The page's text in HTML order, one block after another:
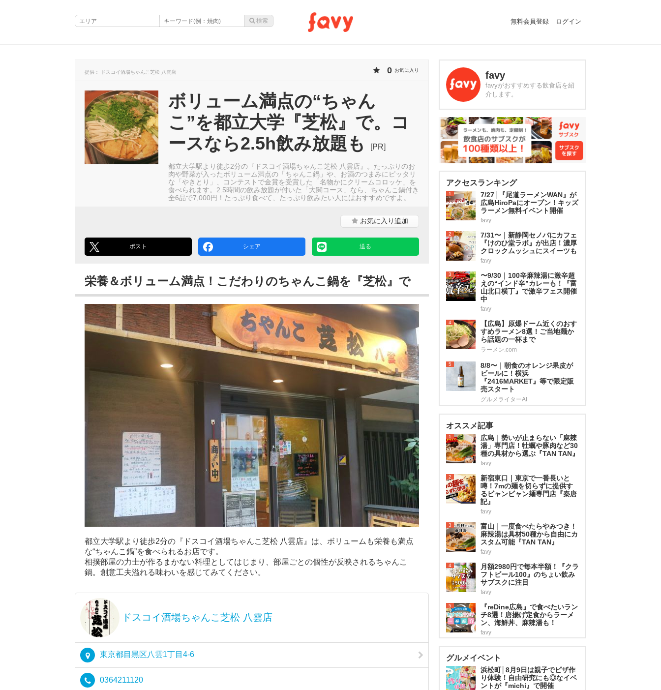
無料会員登録 ログイン
提供： ドスコイ酒場ちゃんこ芝松 八雲店 0 お気に入り
ボリューム満点の“ちゃん
こ”を都立大学『芝松』で。コ
ースなら2.5h飲み放題も
[PR]
都立大学駅より徒歩2分の『ドスコイ酒場ちゃんこ芝松 八雲店』。たっぷりのお
肉や野菜が入ったボリューム満点の「ちゃんこ鍋」や、お酒のつまみにピッタリ
な「やきとり」、コンテストで金賞を受賞した「名物かにクリームコロッケ」を
食べられます。2.5時間の飲み放題が付いた「大関コース」なら、ちゃんこ鍋付き
全6品で7,000円！たっぷり食べて、たっぷり飲みたい人にはおすすめですよ。
お気に入り追加
ポスト シェア 送る
栄養＆ボリューム満点！こだわりのちゃんこ鍋を『芝松』で
都立大学駅より徒歩2分の『ドスコイ酒場ちゃんこ芝松 八雲店』は、ボリュームも栄養も満点
な“ちゃんこ鍋”を食べられるお店です。
相撲部屋の力士が作るまかない料理としてはじまり、部屋ごとの個性が反映されるちゃんこ
鍋。創意工夫溢れる味わいを感じてみてください。
ドスコイ酒場ちゃんこ芝松 八雲店
東京都目黒区八雲1丁目4-6
0364211120
favy
favyがおすすめする飲食店を紹
介します。
アクセスランキング
1
7/27│『尾道ラーメンWAN』が
広島HiroPaにオープン！キッズ
ラーメン無料イベント開催
favy
2
7/31〜｜新静岡セノバにカフェ
『けのひ堂ラボ』が出店！濃厚
クロックムッシュにスイーツも
favy
3
〜9/30｜100辛麻辣湯に激辛超
えの“インド辛”カレーも！『富
山北口横丁』で激辛フェス開催
中
favy
4
【広島】原爆ドーム近くのおす
すめラーメン8選！ご当地麺か
ら話題の一杯まで
ラーメン.com
5
8/8〜｜朝食のオレンジ果皮が
ビールに！横浜
『2416MARKET』等で限定販
売スタート
グルメライターAI
オススメ記事
1
広島｜勢いが止まらない「麻辣
湯」専門店！牡蠣や豚肉など30
種の具材から選ぶ『TAN TAN』
favy
2
新宿東口｜東京で一番長いと
噂！7mの麺を切らずに提供す
るビャンビャン麺専門店『秦唐
記』
favy
3
富山｜一度食べたらやみつき！
麻辣湯は具材50種から自由にカ
スタム可能『TAN TAN』
favy
4
月額2980円で毎本半額！『クラ
フトビール100』のちょい飲み
サブスクに注目
favy
5
『reDine広島』で食べたいラン
チ8選！唐揚げ定食からラーメ
ン、海鮮丼、麻辣湯も！
favy
グルメイベント
浜松町│8月9日は親子でピザ作
り体験！自由研究にも◎なイベ
ントが『michi』で開催